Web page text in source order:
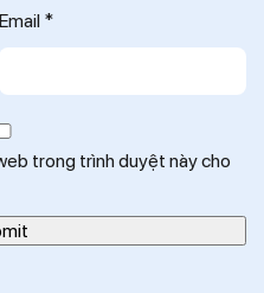
Email *
trong trình duyệt này cho